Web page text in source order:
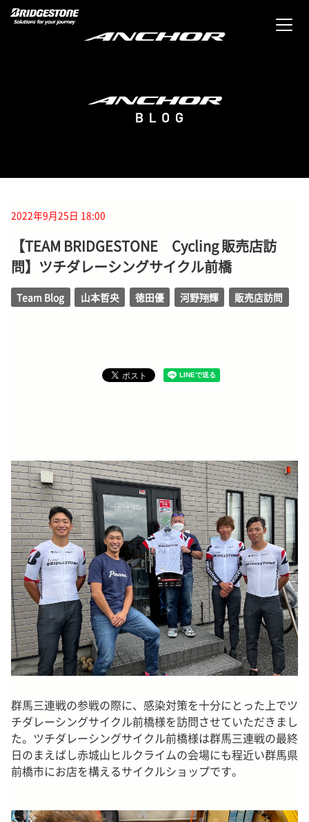
2022年9月25日 18:00
【TEAM BRIDGESTONE Cycling 販売店訪
問】ツチダレーシングサイクル前橋
Team Blog 山本哲央 徳田優 河野翔輝 販売店訪問
群馬三連戦の参戦の際に、感染対策を十分にとった上でツ
チダレーシングサイクル前橋様を訪問させていただきまし
た。ツチダレーシングサイクル前橋様は群馬三連戦の最終
日のまえばし赤城山ヒルクライムの会場にも程近い群馬県
前橋市にお店を構えるサイクルショップです。